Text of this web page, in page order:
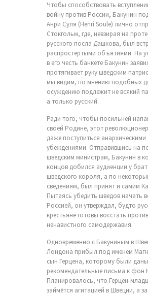
Чтобы способствовать
войну против России, Бакунин
Анри Суля (Henri Soule) лично
Стокгольм, где, невзирая на
русского посла Дашкова, был
распростёртыми объятиями. На
в его честь банкете Бакунин
протягивает руку шведским
мы видим, по мнению подобных
осуждению подлежит не всякий
а только русский.
Ради того, чтобы посильней
своей Родине, этот
даже поступиться анархическими
убеждениями. Отправившись на
шведским министрам, Бакунин в
концов добился аудиенции у
шведского короля, а по
сведениям, был принят и самим
Пытаясь убедить шведов начать
Россией, он утверждал, будто
крестьяне готовы восстать против
ненавистного самодержавия.
Одновременно с Бакуниным в
Лондона прибыл под именем
сын Герцена, которому были даны
рекомендательные письма к фон
Планировалось, что Герцен-
займётся агитацией в Швеции, а